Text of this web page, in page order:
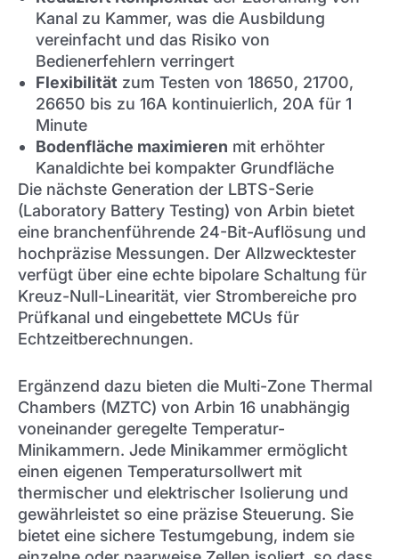
Kanal zu Kammer, was die Ausbildung
vereinfacht und das Risiko von
Bedienerfehlern verringert
Flexibilität zum Testen von 18650, 21700,
26650 bis zu 16A kontinuierlich, 20A für 1
Minute
Bodenfläche maximieren mit erhöhter
Kanaldichte bei kompakter Grundfläche
Die nächste Generation der LBTS-Serie
(Laboratory Battery Testing) von Arbin bietet
eine branchenführende 24-Bit-Auflösung und
hochpräzise Messungen. Der Allzwecktester
verfügt über eine echte bipolare Schaltung für
Kreuz-Null-Linearität, vier Strombereiche pro
Prüfkanal und eingebettete MCUs für
Echtzeitberechnungen.
Ergänzend dazu bieten die Multi-Zone Thermal
Chambers (MZTC) von Arbin 16 unabhängig
voneinander geregelte Temperatur-
Minikammern. Jede Minikammer ermöglicht
einen eigenen Temperatursollwert mit
thermischer und elektrischer Isolierung und
gewährleistet so eine präzise Steuerung. Sie
bietet eine sichere Testumgebung, indem sie